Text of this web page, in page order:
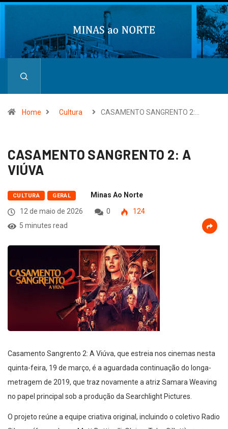
Home Cultura CASAMENTO SANGRENTO 2:…
CASAMENTO SANGRENTO 2: A
VIÚVA
CULTURA GERAL
Minas Ao Norte
12 de maio de 2026
0
124
5 minutes read
Casamento Sangrento 2: A Viúva, que estreia nos cinemas nesta
quinta-feira, 19 de março, é a aguardada continuação do longa-
metragem de 2019, que traz novamente a atriz Samara Weaving
no papel principal sob a produção da Searchlight Pictures.
O projeto reúne a equipe criativa original, incluindo o coletivo Radio